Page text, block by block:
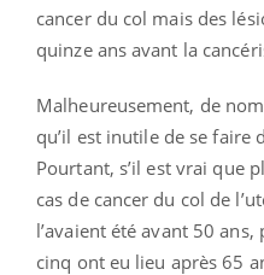
cancer du col mais des
quinze ans avant la
Malheureusement, de
qu’il est inutile de se faire
Pourtant, s’il est vrai que
cas de cancer du col de
l’avaient été avant 50
cinq ont eu lieu après 65